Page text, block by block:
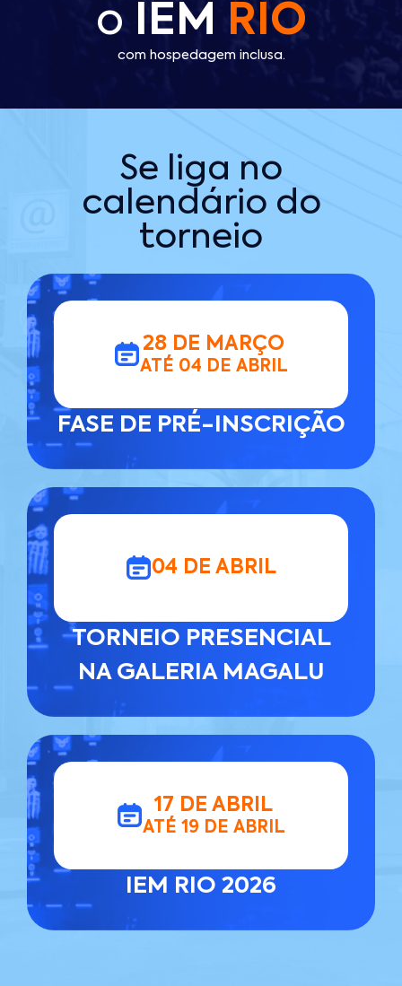
o IEM RIO
com hospedagem inclusa.
Se liga no
calendário do
torneio
28 DE MARÇO
ATÉ 04 DE ABRIL
FASE DE PRÉ-INSCRIÇÃO
04 DE ABRIL
TORNEIO PRESENCIAL
NA GALERIA MAGALU
17 DE ABRIL
ATÉ 19 DE ABRIL
IEM RIO 2026